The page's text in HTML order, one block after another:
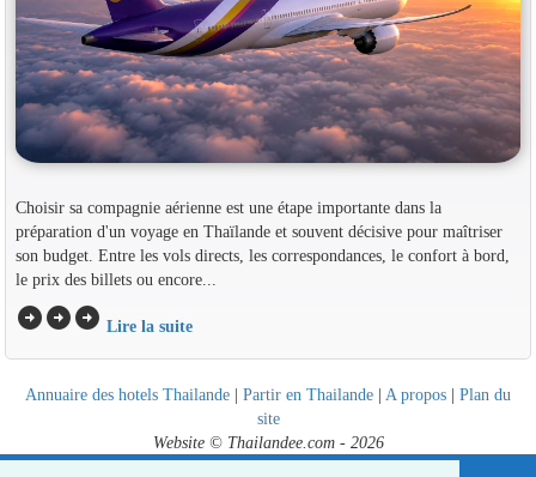
Choisir sa compagnie aérienne est une étape importante dans la
préparation d'un voyage en Thaïlande et souvent décisive pour maîtriser
son budget. Entre les vols directs, les correspondances, le confort à bord,
le prix des billets ou encore...
arrow_circle_rightarrow_circle_rightarrow_circle_right Lire la suite
Annuaire des hotels Thailande | Partir en Thailande | A propos | Plan du
site
Website © Thailandee.com - 2026